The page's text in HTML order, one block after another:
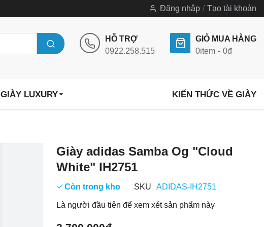
Đăng nhập Tạo tài khoản
HỖ TRỢ
0922.258.515
GIỎ MUA HÀNG
0item 0đ
GIÀY LUXURY KIẾN THỨC VỀ GIÀY
Giày adidas Samba Og "Cloud
White" IH2751
Còn trong kho SKU ADIDAS-IH2751
Là người đầu tiên để xem xét sản phẩm này
Chuyển
phần